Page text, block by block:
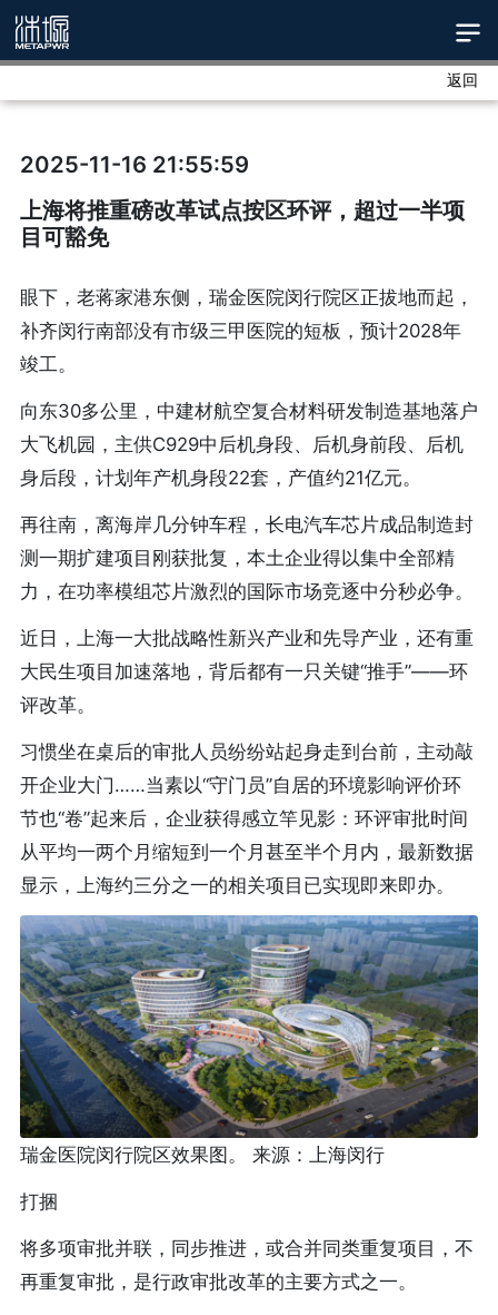
返回
2025-11-16 21:55:59
上海将推重磅改革试点按区环评，超过一半项
目可豁免
眼下，老蒋家港东侧，瑞金医院闵行院区正拔地而起，
补齐闵行南部没有市级三甲医院的短板，预计2028年
竣工。
向东30多公里，中建材航空复合材料研发制造基地落户
大飞机园，主供C929中后机身段、后机身前段、后机
身后段，计划年产机身段22套，产值约21亿元。
再往南，离海岸几分钟车程，长电汽车芯片成品制造封
测一期扩建项目刚获批复，本土企业得以集中全部精
力，在功率模组芯片激烈的国际市场竞逐中分秒必争。
近日，上海一大批战略性新兴产业和先导产业，还有重
大民生项目加速落地，背后都有一只关键“推手”——环
评改革。
习惯坐在桌后的审批人员纷纷站起身走到台前，主动敲
开企业大门……当素以“守门员”自居的环境影响评价环
节也“卷”起来后，企业获得感立竿见影：环评审批时间
从平均一两个月缩短到一个月甚至半个月内，最新数据
显示，上海约三分之一的相关项目已实现即来即办。
瑞金医院闵行院区效果图。 来源：上海闵行
打捆
将多项审批并联，同步推进，或合并同类重复项目，不
再重复审批，是行政审批改革的主要方式之一。